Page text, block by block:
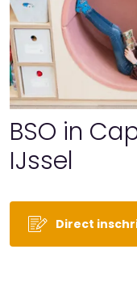
BSO in
IJssel
Direct